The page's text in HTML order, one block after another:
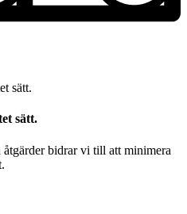
sätt.
bidrar vi till att minimera